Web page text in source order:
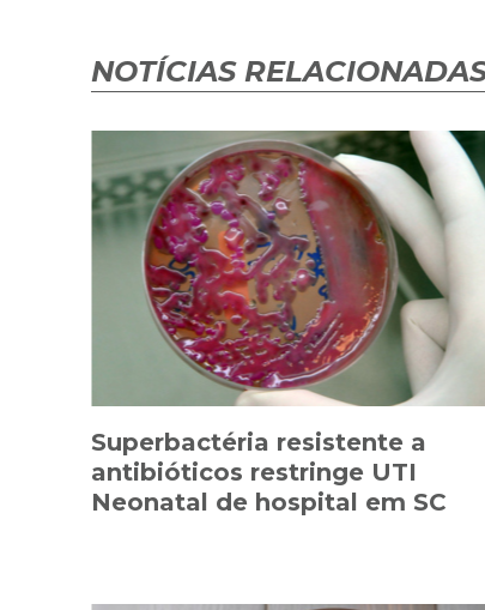
NOTÍCIAS
Superbactéria resistente a
antibióticos restringe UTI
Neonatal de hospital em SC